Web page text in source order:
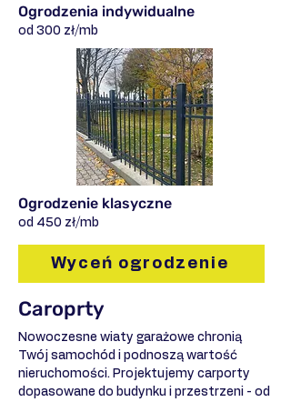
Ogrodzenia indywidualne
od 300 zł/mb
Ogrodzenie klasyczne
od 450 zł/mb
Wyceń ogrodzenie
Caroprty
Nowoczesne wiaty garażowe chronią
Twój samochód i podnoszą wartość
nieruchomości. Projektujemy carporty
dopasowane do budynku i przestrzeni - od